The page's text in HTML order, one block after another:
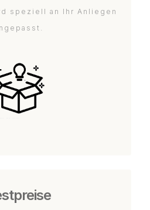
speziell an Ihr Anliegen